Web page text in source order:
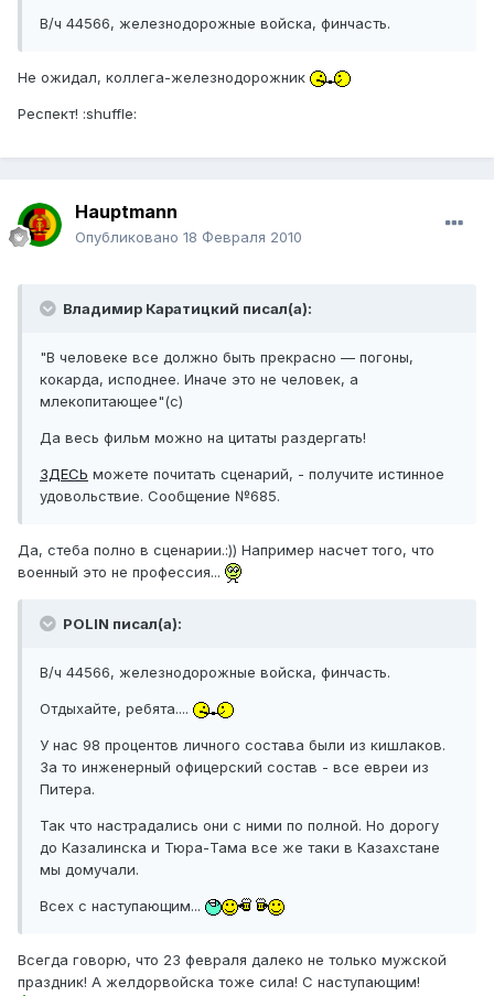
В/ч 44566, железнодорожные войска, финчасть.
Не ожидал, коллега-железнодорожник
Респект! :shuffle:
Hauptmann
Опубликовано 18 Февраля 2010
Владимир Каратицкий писал(а):
"В человеке все должно быть прекрасно — погоны,
кокарда, исподнее. Иначе это не человек, а
млекопитающее"(с)
Да весь фильм можно на цитаты раздергать!
ЗДЕСЬ можете почитать сценарий, - получите истинное
удовольствие. Сообщение №685.
Да, стеба полно в сценарии.:)) Например насчет того, что
военный это не профессия...
POLIN писал(а):
В/ч 44566, железнодорожные войска, финчасть.
Отдыхайте, ребята....
У нас 98 процентов личного состава были из кишлаков.
За то инженерный офицерский состав - все евреи из
Питера.
Так что настрадались они с ними по полной. Но дорогу
до Казалинска и Тюра-Тама все же таки в Казахстане
мы домучали.
Всех с наступающим...
Всегда говорю, что 23 февраля далеко не только мужской
праздник! А желдорвойска тоже сила! С наступающим!